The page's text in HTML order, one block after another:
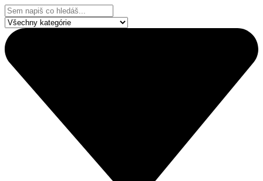
Přejít
k
obsahu
Search
...